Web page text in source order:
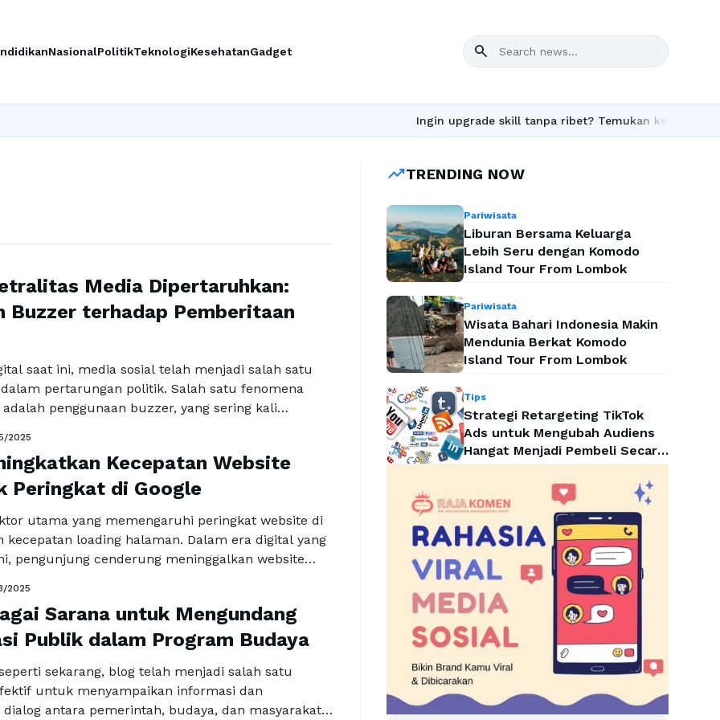
NasionalPolitikTeknologiKesehatanGadget search
Ingin upgrade skill tanpa ribet? Temukan kelas seru dan
Media Dipertaruhkan:
Buzzer terhadap Pemberitaan
saat ini, media sosial telah menjadi salah satu
pertarungan politik. Salah satu fenomena
penggunaan buzzer, yang sering kali
krusial seperti Pilkada. Buzzer pilkada, yang
oleh individu atau kelompok yang memiliki
tertentu, berfungsi untuk …
2025
Kecepatan Website
Peringkat di Google
utama yang memengaruhi peringkat website di
kecepatan loading halaman. Dalam era digital yang
pengunjung cenderung meninggalkan website
meningkatkan kecepatan agar mampu menarik
dan untuk mendapatkan posisi yang lebih
Google. …Baca Selengkapnya
2025
Sarana untuk Mengundang
Publik dalam Program Budaya
sekarang, blog telah menjadi salah satu
untuk menyampaikan informasi dan
antara pemerintah, budaya, dan masyarakat.
trending_upTRENDING NOW
Pariwisata
Liburan Bersama Keluarga
Lebih Seru dengan Komodo
Island Tour From Lombok
Pariwisata
Wisata Bahari Indonesia Makin
Mendunia Berkat Komodo
Island Tour From Lombok
Tips
Strategi Retargeting TikTok
Ads untuk Mengubah Audiens
Hangat Menjadi Pembeli Secara
Efektif